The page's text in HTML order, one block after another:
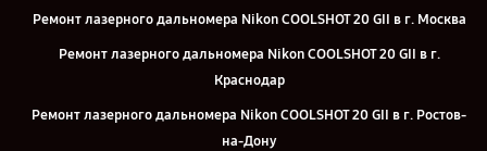
Ремонт лазерного дальномера Nikon COOLSHOT 20 GII в г. Москва
Ремонт лазерного дальномера Nikon COOLSHOT 20 GII в г.
Краснодар
Ремонт лазерного дальномера Nikon COOLSHOT 20 GII в г. Ростов-
на-Дону